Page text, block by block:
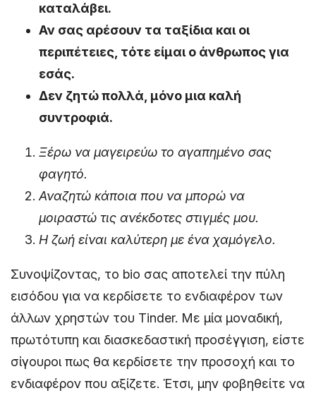
καταλάβει.
Αν σας αρέσουν τα ταξίδια και οι
περιπέτειες, τότε είμαι ο άνθρωπος για
εσάς.
Δεν ζητώ πολλά, μόνο μια καλή
συντροφιά.
Ξέρω να μαγειρεύω το αγαπημένο σας
φαγητό.
Αναζητώ κάποια που να μπορώ να
μοιραστώ τις ανέκδοτες στιγμές μου.
Η ζωή είναι καλύτερη με ένα χαμόγελο.
Συνοψίζοντας, το bio σας αποτελεί την πύλη
εισόδου για να κερδίσετε το ενδιαφέρον των
άλλων χρηστών του Tinder. Με μία μοναδική,
πρωτότυπη και διασκεδαστική προσέγγιση, είστε
σίγουροι πως θα κερδίσετε την προσοχή και το
ενδιαφέρον που αξίζετε. Έτσι, μην φοβηθείτε να